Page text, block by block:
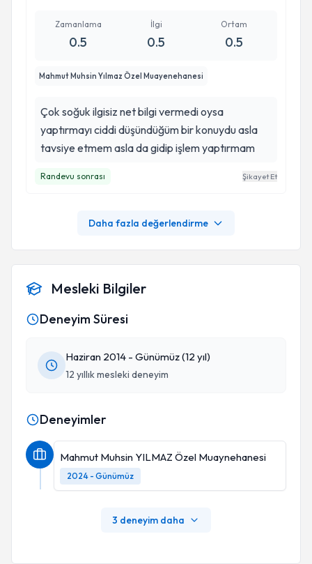
Zamanlama
0.5
İlgi
0.5
Ortam
0.5
Mahmut Muhsin Yılmaz Özel Muayenehanesi
Çok soğuk ilgisiz net bilgi vermedi oysa
yaptırmayı ciddi düşündüğüm bir konuydu asla
tavsiye etmem asla da gidip işlem yaptırmam
Randevu sonrası Şikayet Et
Daha fazla değerlendirme
Mesleki Bilgiler
Deneyim Süresi
Haziran 2014 - Günümüz (12 yıl)
12 yıllık mesleki deneyim
Deneyimler
Mahmut Muhsin YILMAZ Özel Muaynehanesi
2024 - Günümüz
3 deneyim daha